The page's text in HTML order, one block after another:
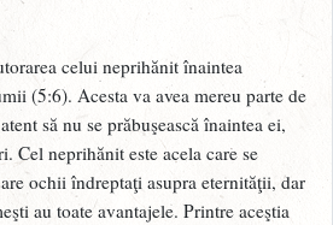
celui neprihănit înaintea
(5:6). Acesta va avea mereu parte de
să nu se prăbuşească înaintea ei,
Cel neprihănit este acela care se
ochii îndreptaţi asupra eternităţii, dar
au toate avantajele. Printre aceştia